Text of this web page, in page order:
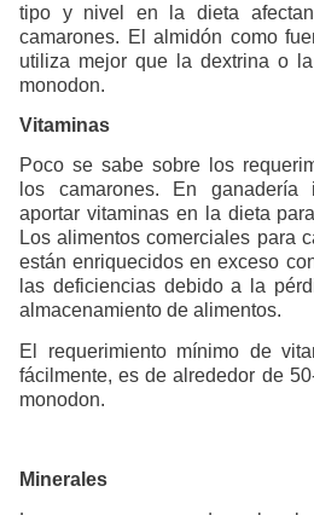
tipo y nivel en la dieta
camarones. El almidón como
utiliza mejor que la dextrina o
monodon.
Vitaminas
Poco se sabe sobre los
los camarones. En ganadería
aportar vitaminas en la dieta
Los alimentos comerciales para
están enriquecidos en exceso
las deficiencias debido a la
almacenamiento de alimentos.
El requerimiento mínimo de
fácilmente, es de alrededor de
monodon.
Minerales